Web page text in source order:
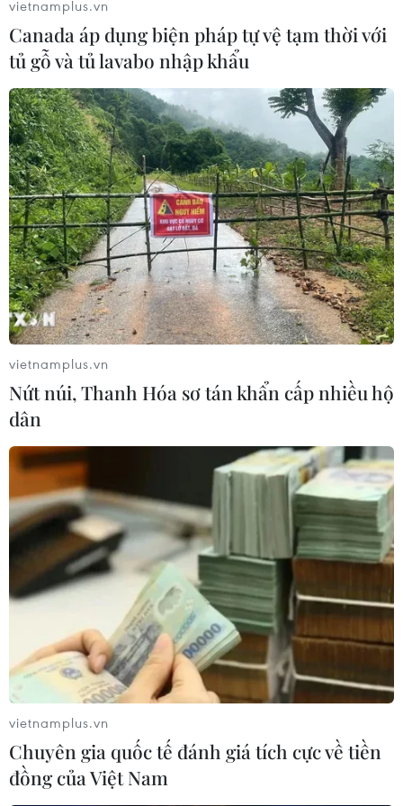
vietnamplus.vn
Canada áp dụng biện pháp tự vệ tạm thời với
tủ gỗ và tủ lavabo nhập khẩu
vietnamplus.vn
Nứt núi, Thanh Hóa sơ tán khẩn cấp nhiều hộ
dân
vietnamplus.vn
Chuyên gia quốc tế đánh giá tích cực về tiền
đồng của Việt Nam